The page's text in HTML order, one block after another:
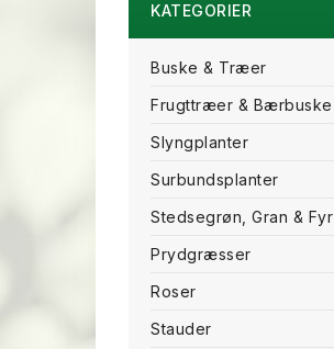
KATEGORIER
Buske & Træer
Frugttræer & Bærbuske
Slyngplanter
Surbundsplanter
Stedsegrøn, Gran & Fyr
Prydgræsser
Roser
Stauder